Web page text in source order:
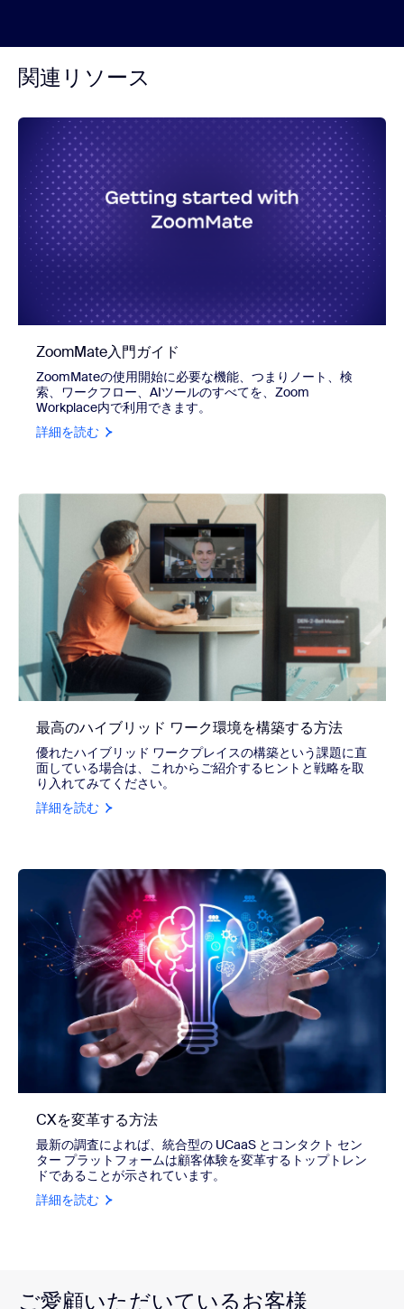
関連リソース
ZoomMate入門ガイド
ZoomMateの使用開始に必要な機能、つまりノート、検
索、ワークフロー、AIツールのすべてを、Zoom
Workplace内で利用できます。
詳細を読む
最高のハイブリッド ワーク環境を構築する方法
優れたハイブリッド ワークプレイスの構築という課題に直
面している場合は、これからご紹介するヒントと戦略を取
り入れてみてください。
詳細を読む
CXを変革する方法
最新の調査によれば、統合型の UCaaS とコンタクト セン
ター プラットフォームは顧客体験を変革するトップトレン
ドであることが示されています。
詳細を読む
ご愛顧いただいているお客様